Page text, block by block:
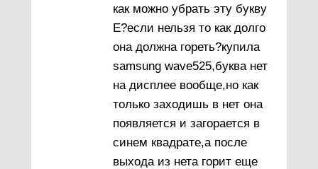
как можно убрать эту букву
Е?если нельзя то как долго
она должна гореть?купила
samsung wave525,буква нет
на дисплее вообще,но как
только заходишь в нет она
появляется и загорается в
синем квадрате,а после
выхода из нета горит еще